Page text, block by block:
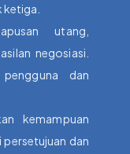
utang,
negosiasi.
dan
kemampuan
persetujuan dan